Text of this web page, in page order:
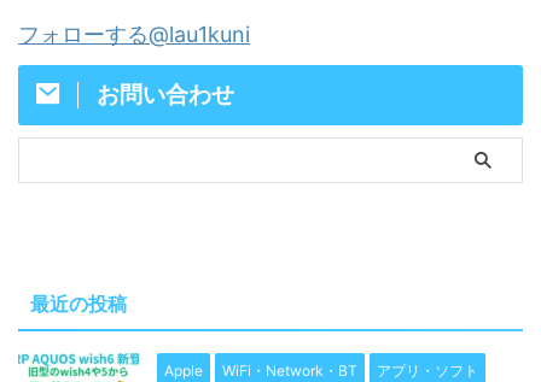
フォローする@lau1kuni
お問い合わせ
最近の投稿
Apple WiFi・Network・BT アプリ・ソフト